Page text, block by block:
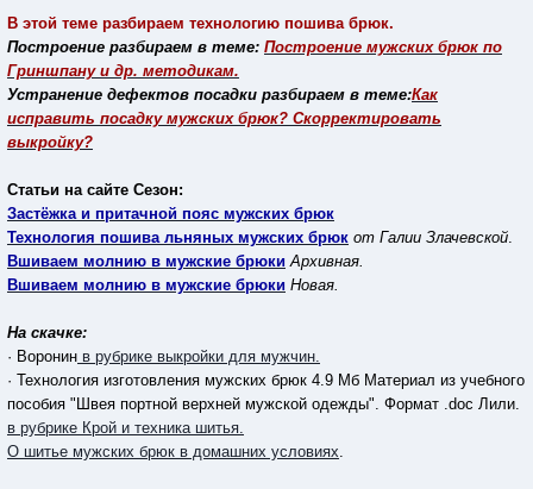
В этой теме разбираем технологию пошива брюк.
Построение разбираем в теме: Построение мужских брюк по
Гриншпану и др. методикам.
Устранение дефектов посадки разбираем в теме:Как
исправить посадку мужских брюк? Скорректировать
выкройку?
Статьи на сайте Сезон:
Застёжка и притачной пояс мужских брюк
Технология пошива льняных мужских брюк от Галии Злачевской.
Вшиваем молнию в мужские брюки Архивная.
Вшиваем молнию в мужские брюки Новая.
На скачке:
· Воронин в рубрике выкройки для мужчин.
· Технология изготовления мужских брюк 4.9 Мб Материал из учебного
пособия "Швея портной верхней мужской одежды". Формат .doc Лили.
в рубрике Крой и техника шитья.
О шитье мужских брюк в домашних условиях.